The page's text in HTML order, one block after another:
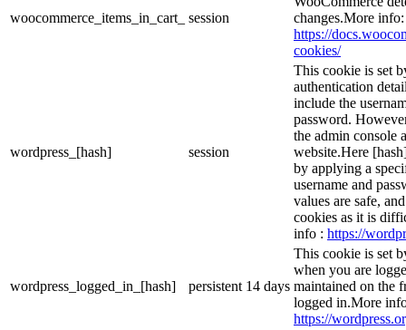
woocommerce_items_in_cart_ session
changes.More info:
https://
cookies/
wordpress_[hash] session
This cookie is set
authentication
include the
password.
the admin console
website.Here
by applying a
username and
values are safe,
cookies as it is
info : https://
wordpress_logged_in_[hash] persistent 14 days
This cookie is set
when you are
maintained on the
logged in.More
https://